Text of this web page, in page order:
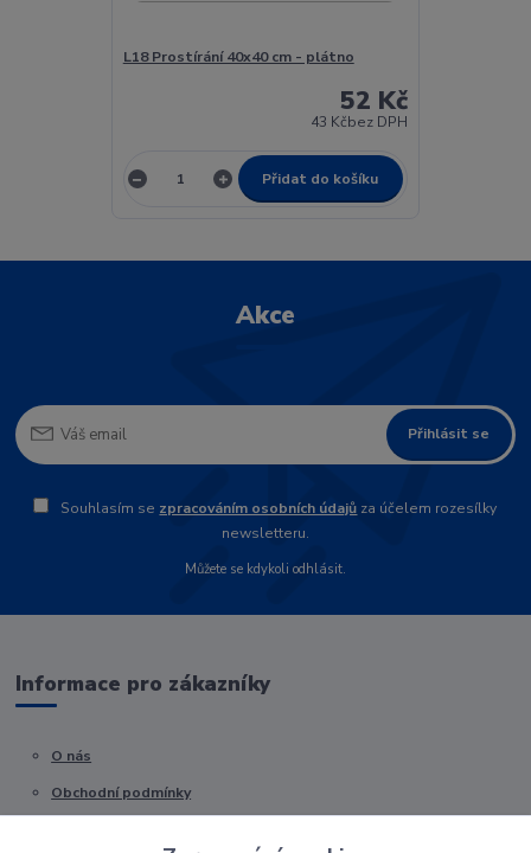
L18 Prostírání 40x40 cm - plátno
52 Kč
43 Kčbez DPH
Přidat do košíku
Akce
Přihlásit se
Souhlasím se zpracováním osobních údajů za účelem rozesílky
newsletteru.
Můžete se kdykoli odhlásit.
Informace pro zákazníky
O nás
Obchodní podmínky